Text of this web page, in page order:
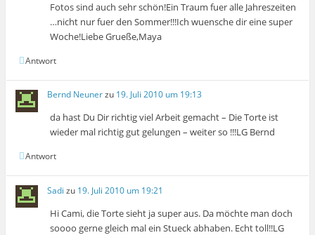
Fotos sind auch sehr schön!Ein Traum fuer alle Jahreszeiten
…nicht nur fuer den Sommer!!!Ich wuensche dir eine super
Woche!Liebe Grueße,Maya
Antwort
Bernd Neunerzu 19. Juli 2010 um 19:13
da hast Du Dir richtig viel Arbeit gemacht – Die Torte ist
wieder mal richtig gut gelungen – weiter so !!!LG Bernd
Antwort
Sadi zu 19. Juli 2010 um 19:21
Hi Cami, die Torte sieht ja super aus. Da möchte man doch
soooo gerne gleich mal ein Stueck abhaben. Echt toll!!LG